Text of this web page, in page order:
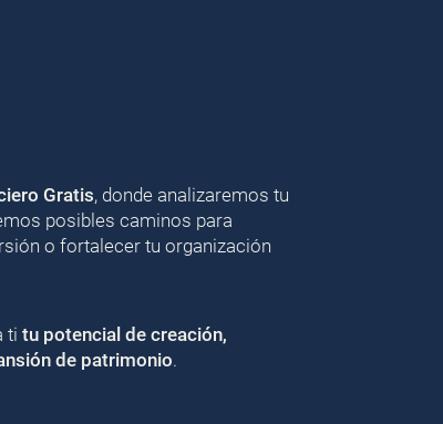
Gratis, donde analizaremos tu
posibles caminos para
o fortalecer tu organización
titu potencial de creación,
de patrimonio.